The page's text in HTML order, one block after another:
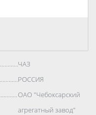
ЧАЗ
РОССИЯ
ОАО "Чебоксарский
агрегатный завод"